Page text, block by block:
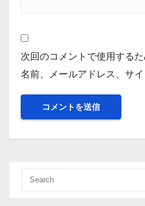
次回のコメントで使用する
名前、メールアドレス、サイ